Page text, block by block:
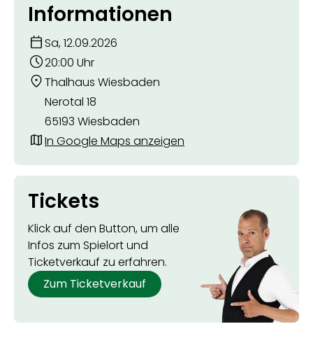
Informationen
Sa, 12.09.2026
20:00 Uhr
Thalhaus Wiesbaden
Nerotal 18
65193 Wiesbaden
In Google Maps anzeigen
Tickets
Klick auf den Button, um alle
Infos zum Spielort und
Ticketverkauf zu erfahren.
Zum Ticketverkauf